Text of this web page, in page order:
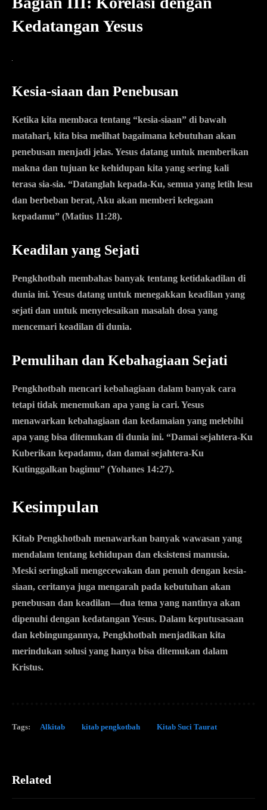
Kedatangan Yesus
Kesia-siaan dan Penebusan
Ketika kita membaca tentang “kesia-siaan” di bawah
matahari, kita bisa melihat bagaimana kebutuhan akan
penebusan menjadi jelas. Yesus datang untuk memberikan
makna dan tujuan ke kehidupan kita yang sering kali
terasa sia-sia. “Datanglah kepada-Ku, semua yang letih lesu
dan berbeban berat, Aku akan memberi kelegaan
kepadamu” (Matius 11:28).
Keadilan yang Sejati
Pengkhotbah membahas banyak tentang ketidakadilan di
dunia ini. Yesus datang untuk menegakkan keadilan yang
sejati dan untuk menyelesaikan masalah dosa yang
mencemari keadilan di dunia.
Pemulihan dan Kebahagiaan Sejati
Pengkhotbah mencari kebahagiaan dalam banyak cara
tetapi tidak menemukan apa yang ia cari. Yesus
menawarkan kebahagiaan dan kedamaian yang melebihi
apa yang bisa ditemukan di dunia ini. “Damai sejahtera-Ku
Kuberikan kepadamu, dan damai sejahtera-Ku
Kutinggalkan bagimu” (Yohanes 14:27).
Kesimpulan
Kitab Pengkhotbah menawarkan banyak wawasan yang
mendalam tentang kehidupan dan eksistensi manusia.
Meski seringkali mengecewakan dan penuh dengan kesia-
siaan, ceritanya juga mengarah pada kebutuhan akan
penebusan dan keadilan—dua tema yang nantinya akan
dipenuhi dengan kedatangan Yesus. Dalam keputusasaan
dan kebingungannya, Pengkhotbah menjadikan kita
merindukan solusi yang hanya bisa ditemukan dalam
Kristus.
Tags: Alkitab kitab pengkotbah Kitab Suci Taurat
Related